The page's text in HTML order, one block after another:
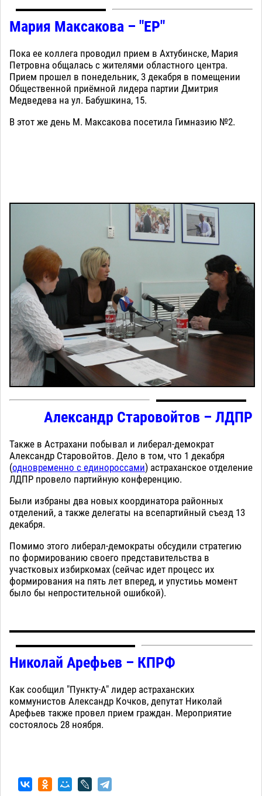
Мария Максакова – "ЕР"
Пока ее коллега проводил прием в Ахтубинске, Мария
Петровна общалась с жителями областного центра.
Прием прошел в понедельник, 3 декабря в помещении
Общественной приёмной лидера партии Дмитрия
Медведева на ул. Бабушкина, 15.
В этот же день М. Максакова посетила Гимназию №2.
Александр Старовойтов – ЛДПР
Также в Астрахани побывал и либерал-демократ
Александр Старовойтов. Дело в том, что 1 декабря
(одновременно с единороссами) астраханское отделение
ЛДПР провело партийную конференцию.
Были избраны два новых координатора районных
отделений, а также делегаты на всепартийный съезд 13
декабря.
Помимо этого либерал-демократы обсудили стратегию
по формированию своего представительства в
участковых избиркомах (сейчас идет процесс их
формирования на пять лет вперед, и упустиьь момент
было бы непростительной ошибкой).
Николай Арефьев – КПРФ
Как сообщил "Пункту-А" лидер астраханских
коммунистов Александр Кочков, депутат Николай
Арефьев также провел прием граждан. Мероприятие
состоялось 28 ноября.